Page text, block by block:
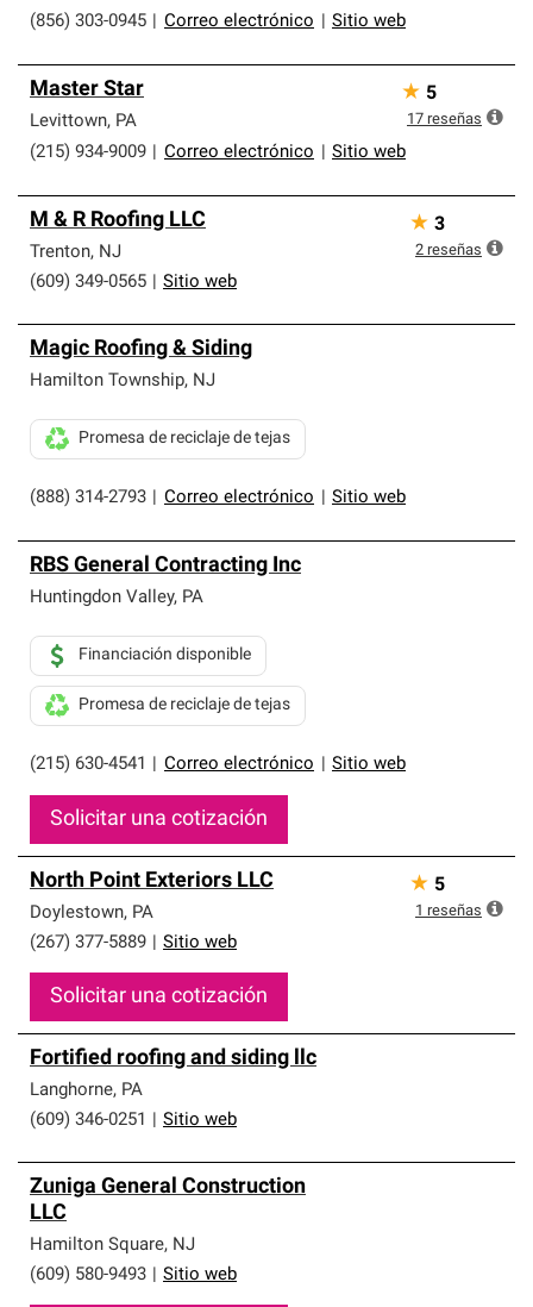
(856) 303-0945 Correo electrónico Sitio web
Master Star
Levittown, PA
(215) 934-9009
Correo electrónico Sitio web
★ 5
17 reseñas
M & R Roofing LLC
Trenton, NJ
(609) 349-0565
Sitio web
★ 3
2 reseñas
Magic Roofing & Siding
Hamilton Township, NJ
(888) 314-2793 Correo electrónico Sitio web
Promesa de reciclaje de tejas
RBS General Contracting Inc
Huntingdon Valley, PA
(215) 630-4541 Correo electrónico Sitio web
Financiación disponible
Promesa de reciclaje de tejas
Solicitar una cotización
North Point Exteriors LLC
Doylestown, PA
(267) 377-5889
Sitio web
Solicitar una cotización
★ 5
1 reseñas
Fortified roofing and siding llc
Langhorne, PA
(609) 346-0251
Sitio web
Zuniga General Construction
LLC
Hamilton Square, NJ
(609) 580-9493
Sitio web